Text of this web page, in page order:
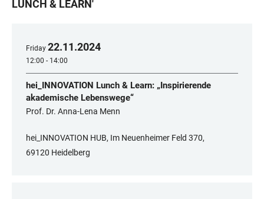
LUNCH & LEARN'
Friday 22.11.2024
12:00 - 14:00
hei_INNOVATION Lunch & Learn: „Inspirierende
akademische Lebenswege“
Prof. Dr. Anna-Lena Menn
hei_INNOVATION HUB, Im Neuenheimer Feld 370,
69120 Heidelberg